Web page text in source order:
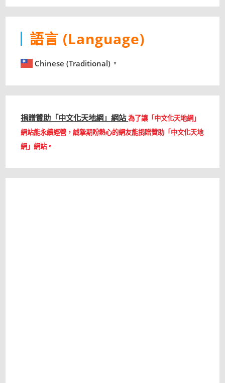
語言 (Language)
Chinese (Traditional) ▼
捐贈贊助「中文化天地網」網站為了讓「中文化天地網」
網站能永續經營，誠摯期盼熱心的網友能捐贈贊助「中文化天地
網」網站。